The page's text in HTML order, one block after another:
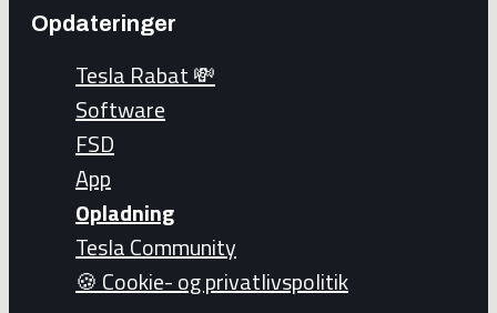
Opdateringer
Tesla Rabat 💸
Software
FSD
App
Opladning
Tesla Community
🍪 Cookie- og privatlivspolitik